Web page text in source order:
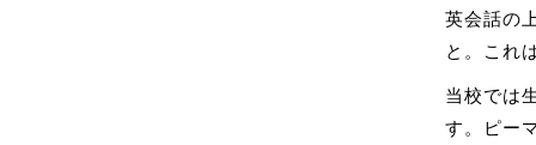
英会話の
と。これ
当校では
す。ピー